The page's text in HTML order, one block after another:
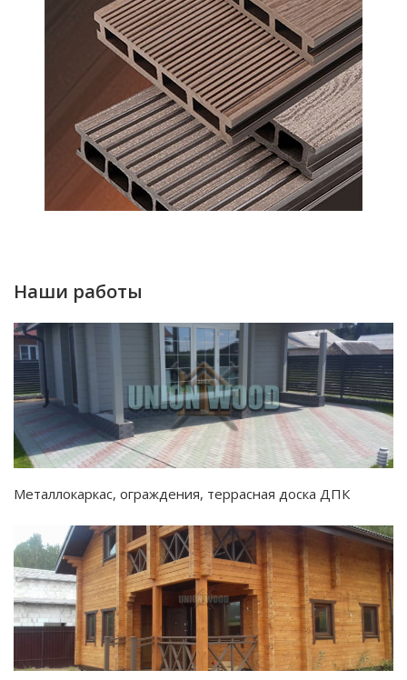
Наши работы
Металлокаркас, ограждения, террасная доска ДПК